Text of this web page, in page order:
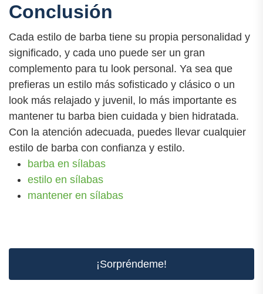
Conclusión
Cada estilo de barba tiene su propia personalidad y
significado, y cada uno puede ser un gran
complemento para tu look personal. Ya sea que
prefieras un estilo más sofisticado y clásico o un
look más relajado y juvenil, lo más importante es
mantener tu barba bien cuidada y bien hidratada.
Con la atención adecuada, puedes llevar cualquier
estilo de barba con confianza y estilo.
barba en sílabas
estilo en sílabas
mantener en sílabas
¡Sorpréndeme!